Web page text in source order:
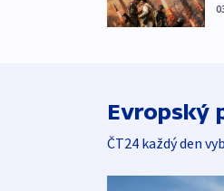
Evropský
ČT24 každý den